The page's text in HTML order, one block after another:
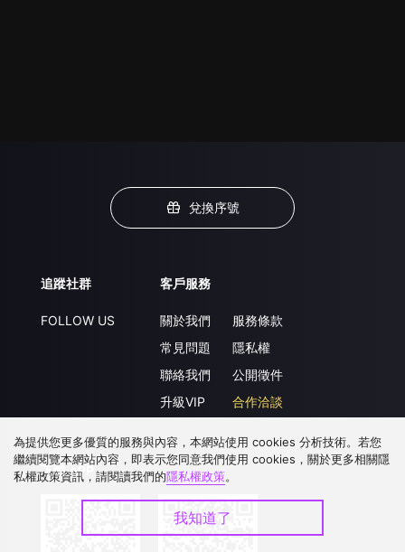
兌換序號
追蹤社群
FOLLOW US
客戶服務
關於我們
常見問題
聯絡我們
升級VIP
服務條款
隱私權
公開徵件
合作洽談
下載 APP
為提供您更多優質的服務與內容，本網站使用 cookies 分析技術。若您
繼續閱覽本網站內容，即表示您同意我們使用 cookies，關於更多相關隱
私權政策資訊，請閱讀我們的隱私權政策。
我知道了